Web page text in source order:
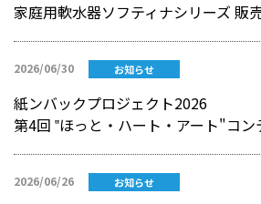
家庭用軟水器ソフティナシリーズ 販
2026/06/30 お知らせ
紙ンバックプロジェクト2026
第4回 ‟ほっと・ハート・アート"コンテスト表彰式をミ
2026/06/26 お知らせ